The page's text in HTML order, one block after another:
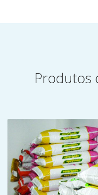
Produtos